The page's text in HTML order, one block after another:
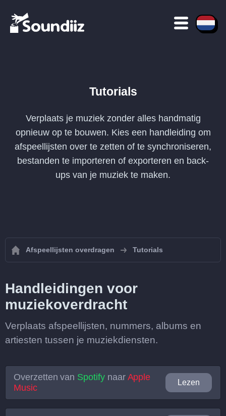
Tutorials
Verplaats je muziek zonder alles handmatig
opnieuw op te bouwen. Kies een handleiding om
afspeellijsten over te zetten of te synchroniseren,
bestanden te importeren of exporteren en back-
ups van je muziek te maken.
Afspeellijsten overdragen Tutorials
Handleidingen voor
muziekoverdracht
Verplaats afspeellijsten, nummers, albums en
artiesten tussen je muziekdiensten.
Overzetten van Spotifynaar Apple
Music
Lezen